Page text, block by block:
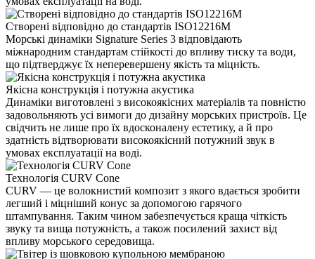
Створені відповідно до стандартів ISO12216M
Морські динаміки Signature Series 3 відповідають
міжнародним стандартам стійкості до впливу тиску та води,
що підтверджує їх неперевершену якість та міцність.
Якісна конструкція і потужна акустика
Динаміки виготовлені з високоякісних матеріалів та повністю
задовольняють усі вимоги до дизайну морських пристроїв. Це
свідчить не лише про їх вдосконалену естетику, а й про
здатність відтворювати високоякісний потужний звук в
умовах експлуатації на воді.
Технологія CURV Cone
CURV — це волокнистий композит з якого вдається зробити
легший і міцніший конус за допомогою гарячого
штампування. Таким чином забезпечується краща чіткість
звуку та вища потужність, а також посилений захист від
впливу морського середовища.